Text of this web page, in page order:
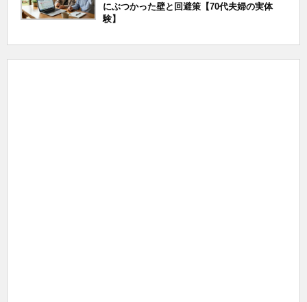
にぶつかった壁と回避策【70代夫婦の実体
験】